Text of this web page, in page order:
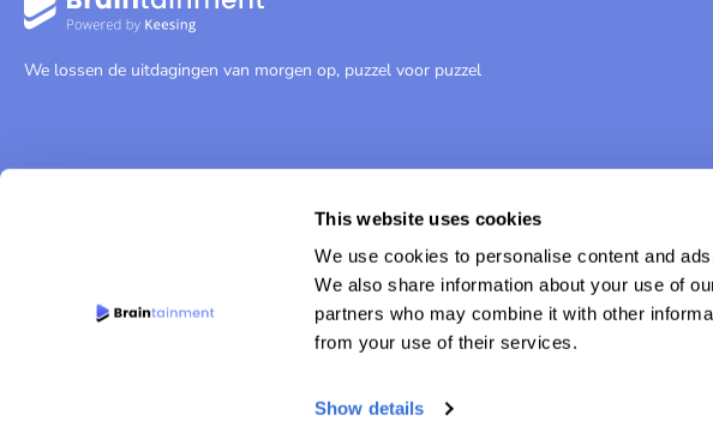
This website uses cookies
We use cookies to personalise content and
We also share information about your use of
partners who may combine it with other
from your use of their services.
Show details
We lossen de uitdagingen van morgen op, puzzel voor puzzel
Website door WP Masters